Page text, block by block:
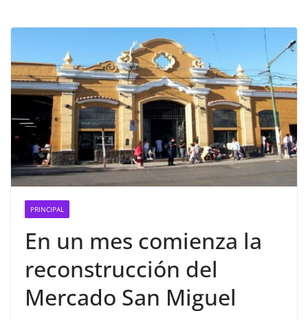
PRINCIPAL
En un mes comienza la
reconstrucción del
Mercado San Miguel